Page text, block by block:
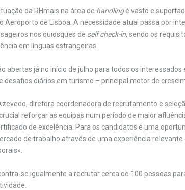
da RHmais na área de handlingé vasto e
Aeroporto de Lisboa. A necessidade atual passa por
nos quiosques de self check-in, sendo os
em línguas estrangeiras.
abertas já no início de julho para todos os
desafios diários em turismo – principal motor de
diretora coordenadora de recrutamento e
reforçar as equipas num período de maior
de excelência. Para os candidatos é uma
de trabalho através de uma experiência
se igualmente a recrutar cerca de 100 pessoas